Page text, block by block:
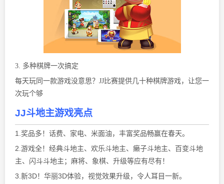
3. 多种棋牌一次搞定
每天玩同一款游戏没意思？JJ比赛提供几十种棋牌游戏，让您一
次玩个够
JJ斗地主游戏亮点
1.奖品多！话费、家电、米面油，丰富奖品畅赢在春天。
2.游戏全！经典斗地主、欢乐斗地主、癞子斗地主、百变斗地
主、闪斗斗地主；麻将、象棋、升级等应有尽有！
3.新3D！华丽3D体验，视觉效果升级，令人耳目一新。